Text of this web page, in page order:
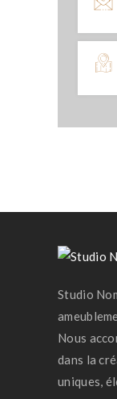
Studio
Nous
dans la
uniques,